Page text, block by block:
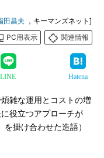
田昌夫 ，キーマンズネット]
PC用表示
関連情報
LINE Hatena
雑な運用とコストの増
役立つアプローチが
掛け合わせた造語）